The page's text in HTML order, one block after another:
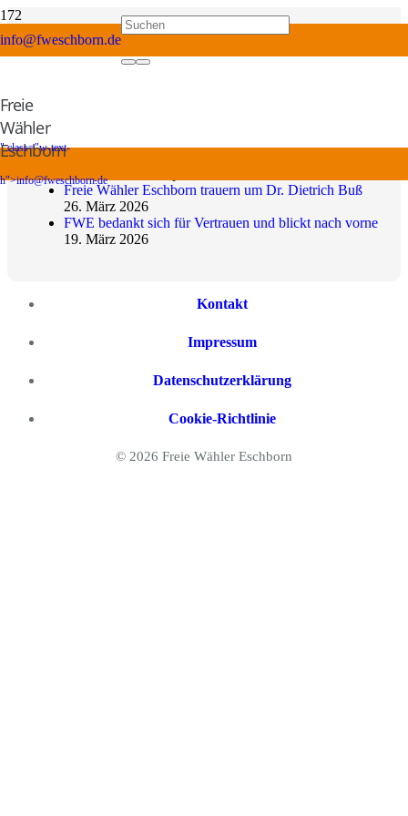
info@fweschborn.de
Freie
Wähler
Eschborn
" class="w-text-
h">info@fweschborn.de
2022
Aktuelles
FWE zu Anträgen der Koalition
FWE stellt personelle Weichen für die neue
Wahlperiode
Freie Wähler Eschborn trauern um Dr. Dietrich Buß
26. März 2026
FWE bedankt sich für Vertrauen und blickt nach vorne
19. März 2026
Kontakt
Impressum
Datenschutzerklärung
Cookie-Richtlinie
© 2026 Freie Wähler Eschborn